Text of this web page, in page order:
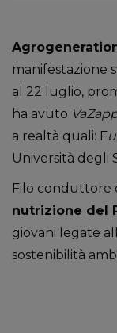
manifestazione
al 22 luglio,
ha avuto
a realtà quali: F
Università degli
Filo conduttore
nutrizione del
giovani legate
sostenibilità